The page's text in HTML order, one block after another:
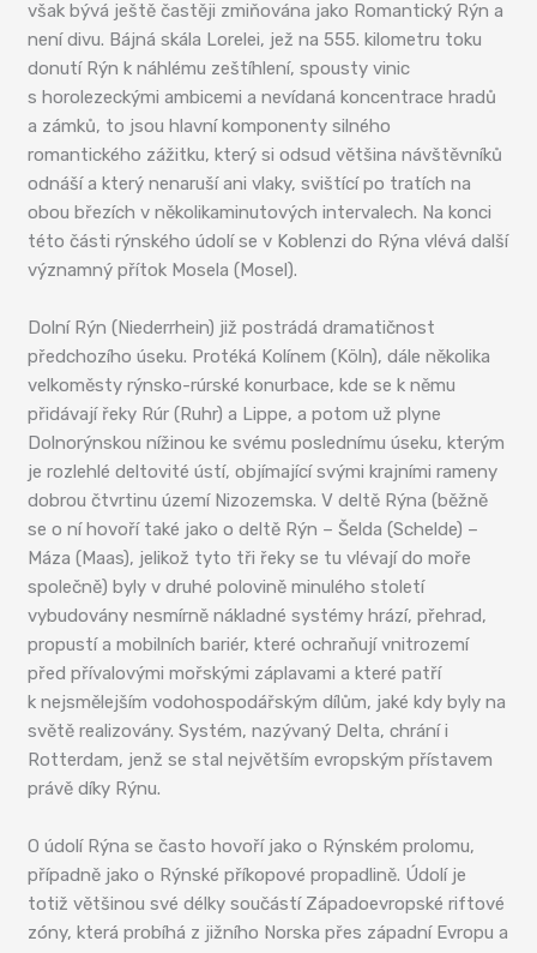
však bývá ještě častěji zmiňována jako Romantický Rýn a
není divu. Bájná skála Lorelei, jež na 555. kilometru toku
donutí Rýn k náhlému zeštíhlení, spousty vinic
s horolezeckými ambicemi a nevídaná koncentrace hradů
a zámků, to jsou hlavní komponenty silného
romantického zážitku, který si odsud většina návštěvníků
odnáší a který nenaruší ani vlaky, svištící po tratích na
obou březích v několikaminutových intervalech. Na konci
této části rýnského údolí se v Koblenzi do Rýna vlévá další
významný přítok Mosela (Mosel).
Dolní Rýn (Niederrhein) již postrádá dramatičnost
předchozího úseku. Protéká Kolínem (Köln), dále několika
velkoměsty rýnsko-rúrské konurbace, kde se k němu
přidávají řeky Rúr (Ruhr) a Lippe, a potom už plyne
Dolnorýnskou nížinou ke svému poslednímu úseku, kterým
je rozlehlé deltovité ústí, objímající svými krajními rameny
dobrou čtvrtinu území Nizozemska. V deltě Rýna (běžně
se o ní hovoří také jako o deltě Rýn – Šelda (Schelde) –
Máza (Maas), jelikož tyto tři řeky se tu vlévají do moře
společně) byly v druhé polovině minulého století
vybudovány nesmírně nákladné systémy hrází, přehrad,
propustí a mobilních bariér, které ochraňují vnitrozemí
před přívalovými mořskými záplavami a které patří
k nejsmělejším vodohospodářským dílům, jaké kdy byly na
světě realizovány. Systém, nazývaný Delta, chrání i
Rotterdam, jenž se stal největším evropským přístavem
právě díky Rýnu.
O údolí Rýna se často hovoří jako o Rýnském prolomu,
případně jako o Rýnské příkopové propadlině. Údolí je
totiž většinou své délky součástí Západoevropské riftové
zóny, která probíhá z jižního Norska přes západní Evropu a